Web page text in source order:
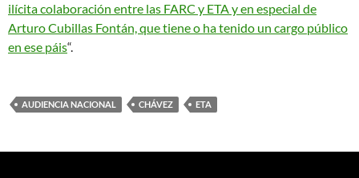
ilícita colaboración entre las FARC y ETA y en especial de
Arturo Cubillas Fontán, que tiene o ha tenido un cargo público
en ese páis“.
AUDIENCIA NACIONAL CHÁVEZ ETA